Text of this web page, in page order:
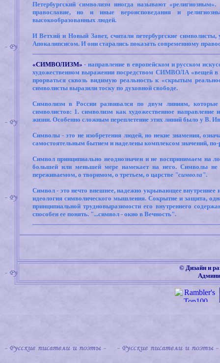
Петербургский символизм иногда называют
православие, но и иные вероисповедания и
высокообразованных людей.
И Ветхий и Новый Завет, считали петербургские
Апокалипсисом. И они старались показать современному
«СИМВОЛИЗМ»- направление в европейском и русском
художественном выражении посредством СИМВОЛА «вещей в
прорваться сквозь видимую реальность к «скрытым
символисты выразили тоску по духовной свободе.
Символизм в России развивался по двум линиям,
символистов: 1. символизм как художественное
жизни. Особенно сложным переплетение этих линий было у В.
Символы - это не изобретения людей, но некие знамения,
самостоятельным бытием и наделены комплексом значений,
Символ принципиально неоднозначен и не воспринимаем на
большей или меньшей мере намекает на него. Символы
переживаемом, о творимом, о третьем, о царстве "символа".
Символ - это нечто внешнее, надежно укрывающее
идеология символического мышления. Сокрытие и защита,
принципиальной трудновыразимости его внутреннего
способен ее понять. "...символ - окно в Вечность".
© Дизайн и